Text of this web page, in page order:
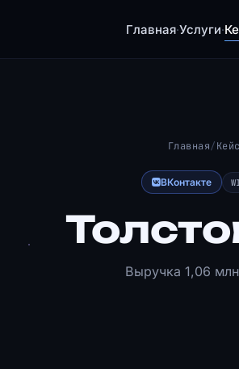
Главная·Услуги·
Главная/
ВКонтакте
Выручка 1,06